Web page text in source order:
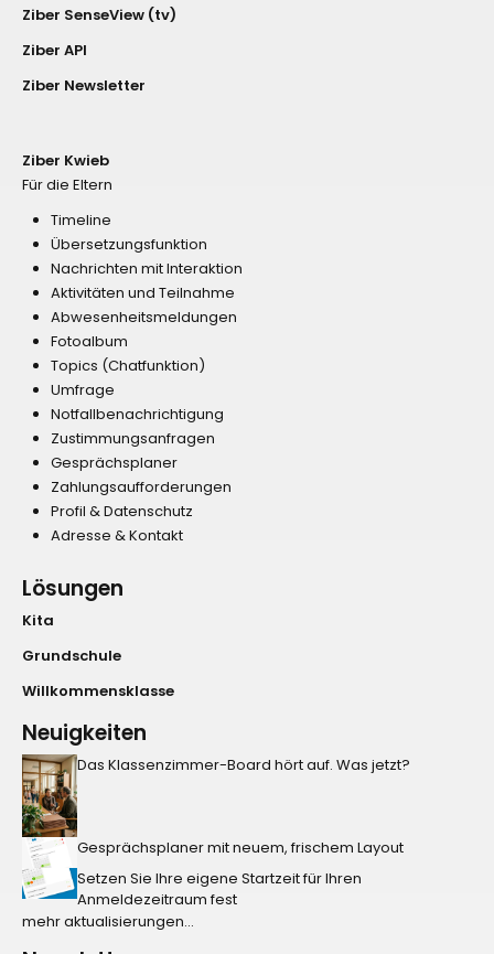
Ziber SenseView (tv)
Ziber API
Ziber Newsletter
Ziber Kwieb
Für die Eltern
Timeline
Übersetzungsfunktion
Nachrichten mit Interaktion
Aktivitäten und Teilnahme
Abwesenheitsmeldungen
Fotoalbum
Topics (Chatfunktion)
Umfrage
Notfallbenachrichtigung
Zustimmungsanfragen
Gesprächsplaner
Zahlungsaufforderungen
Profil & Datenschutz
Adresse & Kontakt
Lösungen
Kita
Grundschule
Willkommensklasse
Neuigkeiten
Das Klassenzimmer-Board hört auf. Was jetzt?
Gesprächsplaner mit neuem, frischem Layout
Setzen Sie Ihre eigene Startzeit für Ihren
Anmeldezeitraum fest
mehr aktualisierungen...